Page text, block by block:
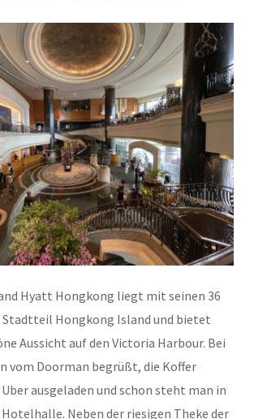
Hyatt Hongkong liegt mit seinen 36
Hongkong Island und bietet
Aussicht auf den Victoria Harbour. Bei
vom Doorman begrüßt, die Koffer
ausgeladen und schon steht man in
Neben der riesigen Theke der